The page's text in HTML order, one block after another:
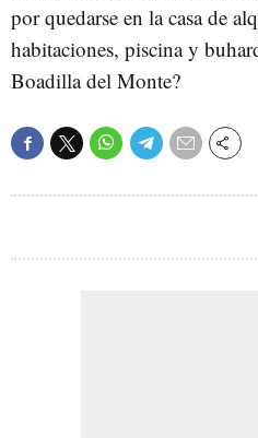
por quedarse en la casa de
habitaciones, piscina y
Boadilla del Monte?